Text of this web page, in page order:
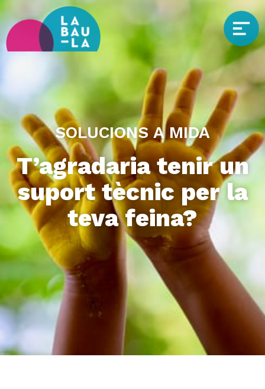
SOLUCIONS A MIDA
T’agradaria tenir un
suport tècnic per la
teva feina?